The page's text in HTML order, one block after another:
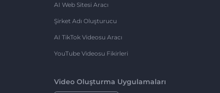
AI Web Sitesi Aracı
Şirket Adı Oluşturucu
AI TikTok Videosu Aracı
YouTube Videosu Fikirleri
Video Oluşturma Uygulamaları